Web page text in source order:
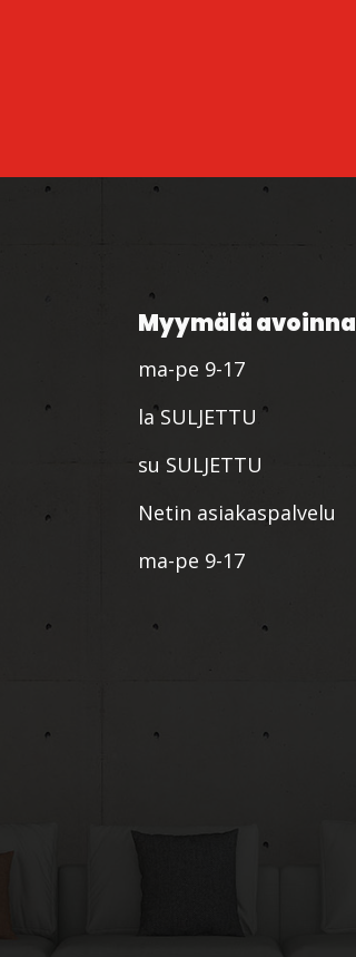
Myymälä avoinna
ma-pe 9-17
la SULJETTU
su SULJETTU
Netin asiakaspalvelu
ma-pe 9-17